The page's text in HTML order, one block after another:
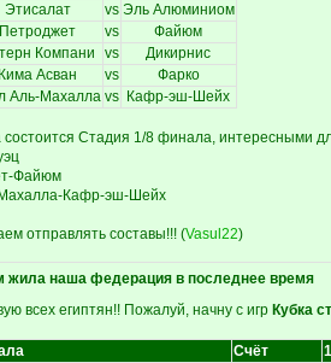
Этисалат vs Эль Алюминиом
Петроджет vs
Файюм
Компани vs
Дикирнис
Кима Асван vs
Фарко
Аль-Махалла vs Кафр-эш-Шейх
состоится Стадия 1/8 финала, интересными
Файюм
Кафр-эш-Шейх
отправлять составы!!! (Vasul22)
жила наша федерация в последнее время
всех египтян!! Пожалуй, начну с игр Кубка
Счёт